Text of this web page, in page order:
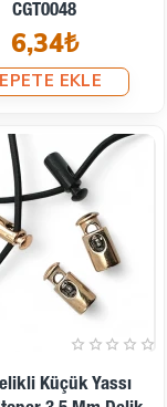
CGT0048
6,34₺
EKLE
Küçük Yassı